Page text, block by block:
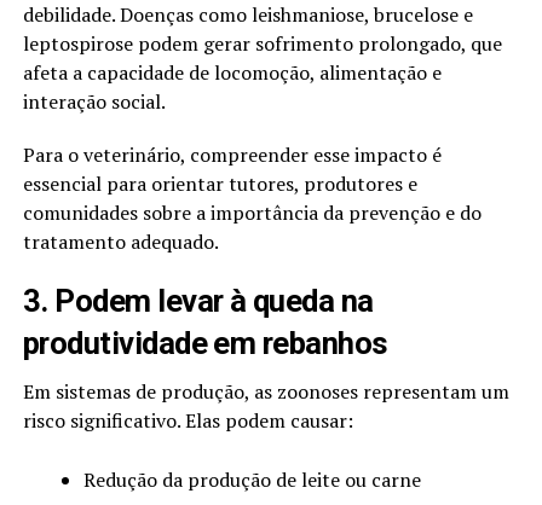
debilidade. Doenças como leishmaniose, brucelose e
leptospirose podem gerar sofrimento prolongado, que
afeta a capacidade de locomoção, alimentação e
interação social.
Para o veterinário, compreender esse impacto é
essencial para orientar tutores, produtores e
comunidades sobre a importância da prevenção e do
tratamento adequado.
3. Podem levar à queda na
produtividade em rebanhos
Em sistemas de produção, as zoonoses representam um
risco significativo. Elas podem causar:
Redução da produção de leite ou carne